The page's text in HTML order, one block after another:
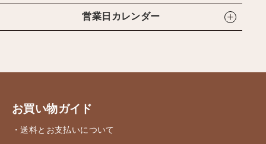
営業日カレンダー
お買い物ガイド
・送料とお支払いについて